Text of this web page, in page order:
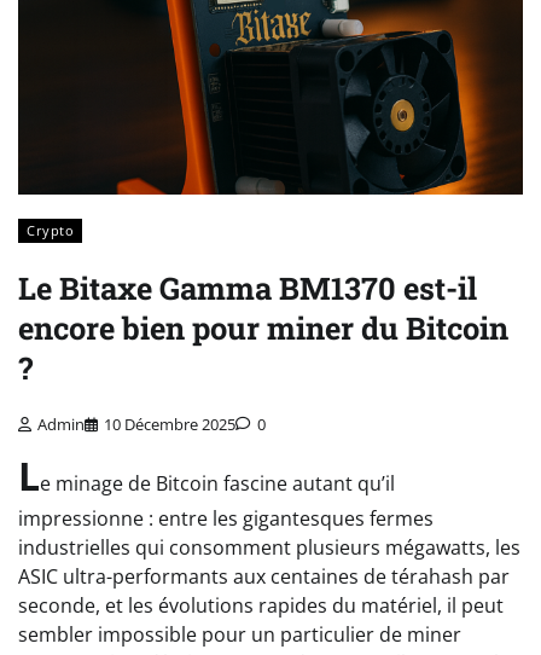
Crypto
Le Bitaxe Gamma BM1370 est-il
encore bien pour miner du Bitcoin
?
Admin 10 Décembre 2025 0
Le minage de Bitcoin fascine autant qu’il
impressionne : entre les gigantesques fermes
industrielles qui consomment plusieurs mégawatts, les
ASIC ultra-performants aux centaines de térahash par
seconde, et les évolutions rapides du matériel, il peut
sembler impossible pour un particulier de miner